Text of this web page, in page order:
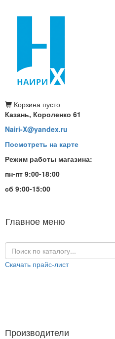
Корзина пусто
Казань, Короленко 61
Nairi-X@yandex.ru
Посмотреть на карте
Режим работы магазина:
пн-пт 9:00-18:00
сб 9:00-15:00
Главное меню
Скачать прайс-лист
Производители